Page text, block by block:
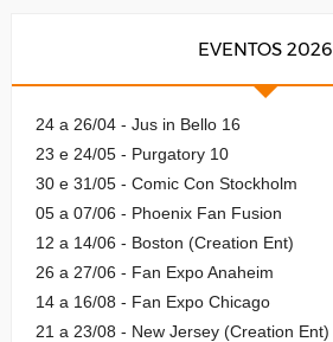
EVENTOS 2026
24 a 26/04 - Jus in Bello 16
23 e 24/05 - Purgatory 10
30 e 31/05 - Comic Con Stockholm
05 a 07/06 - Phoenix Fan Fusion
12 a 14/06 - Boston (Creation Ent)
26 a 27/06 - Fan Expo Anaheim
14 a 16/08 - Fan Expo Chicago
21 a 23/08 - New Jersey (Creation Ent)